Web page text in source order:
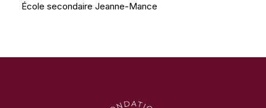
École secondaire Jeanne-Mance